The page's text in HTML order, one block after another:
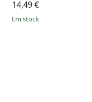
14,49 €
em stock